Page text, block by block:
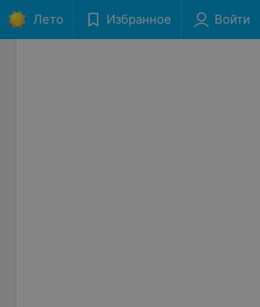
Лето Избранное Войти